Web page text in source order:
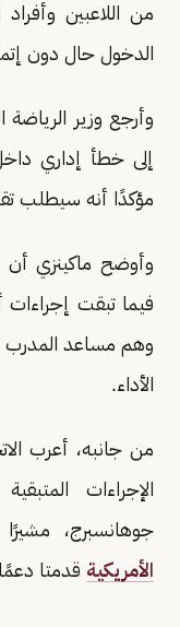
من اللاعبين
الدخول حال دون
وأرجع وزير الرياضة
إلى خطأ إداري
مؤكدًا أنه سيطلب
وأوضح ماكينزي أن
فيما تبقت إجراءات
وهم مساعد
الأداء.
من جانبه، أعرب
الإجراءات
جوهانسبرج،
الأمريكية قدمتا